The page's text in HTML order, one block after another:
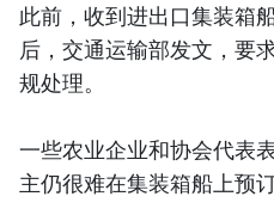
此前，收到进出口集装箱
后，交通运输部发文，要
规处理。
一些农业企业和协会代表
主仍很难在集装箱船上预